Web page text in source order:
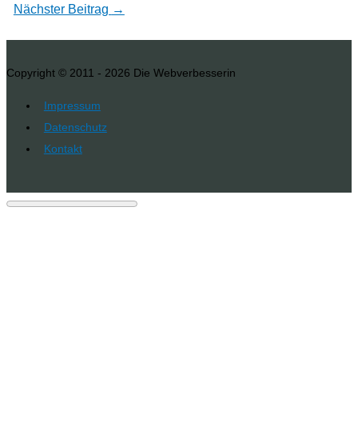
Nächster Beitrag →
Copyright © 2011 - 2026 Die Webverbesserin
Impressum
Datenschutz
Kontakt